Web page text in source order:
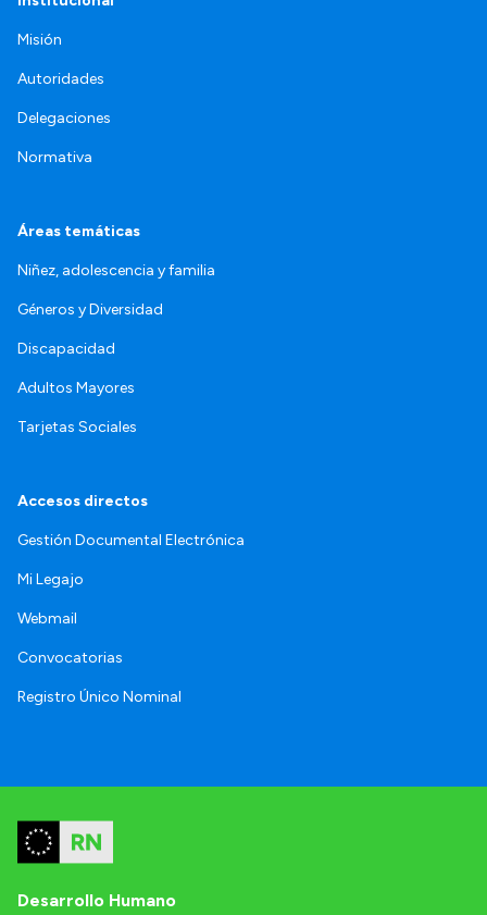
Misión
Autoridades
Delegaciones
Normativa
Áreas temáticas
Niñez, adolescencia y familia
Géneros y Diversidad
Discapacidad
Adultos Mayores
Tarjetas Sociales
Accesos directos
Gestión Documental Electrónica
Mi Legajo
Webmail
Convocatorias
Registro Único Nominal
Desarrollo Humano